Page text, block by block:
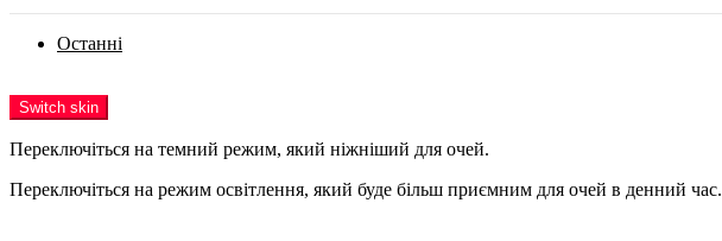
Останні
Switch skin
Переключіться на темний режим, який ніжніший для очей.
Переключіться на режим освітлення, який буде більш приємним для очей в денний час.